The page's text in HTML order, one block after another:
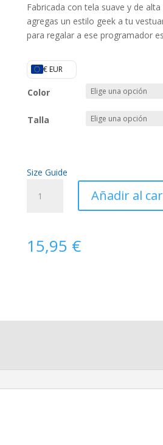
Fabricada con tela suave y de
agregas un estilo geek a tu
para regalar a ese programador
€ EUR
Color
Talla
Size Guide
Chose
cantidad
Añadir al
15,95 €